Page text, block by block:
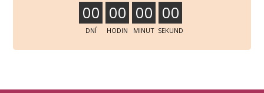
00
DNÍ
00
HODIN
00
MINUT
00
SEKUND